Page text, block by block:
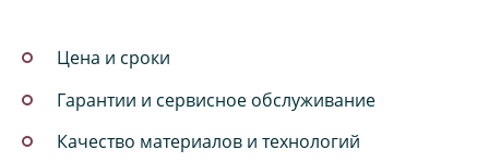
Цена и сроки
Гарантии и сервисное обслуживание
Качество материалов и технологий